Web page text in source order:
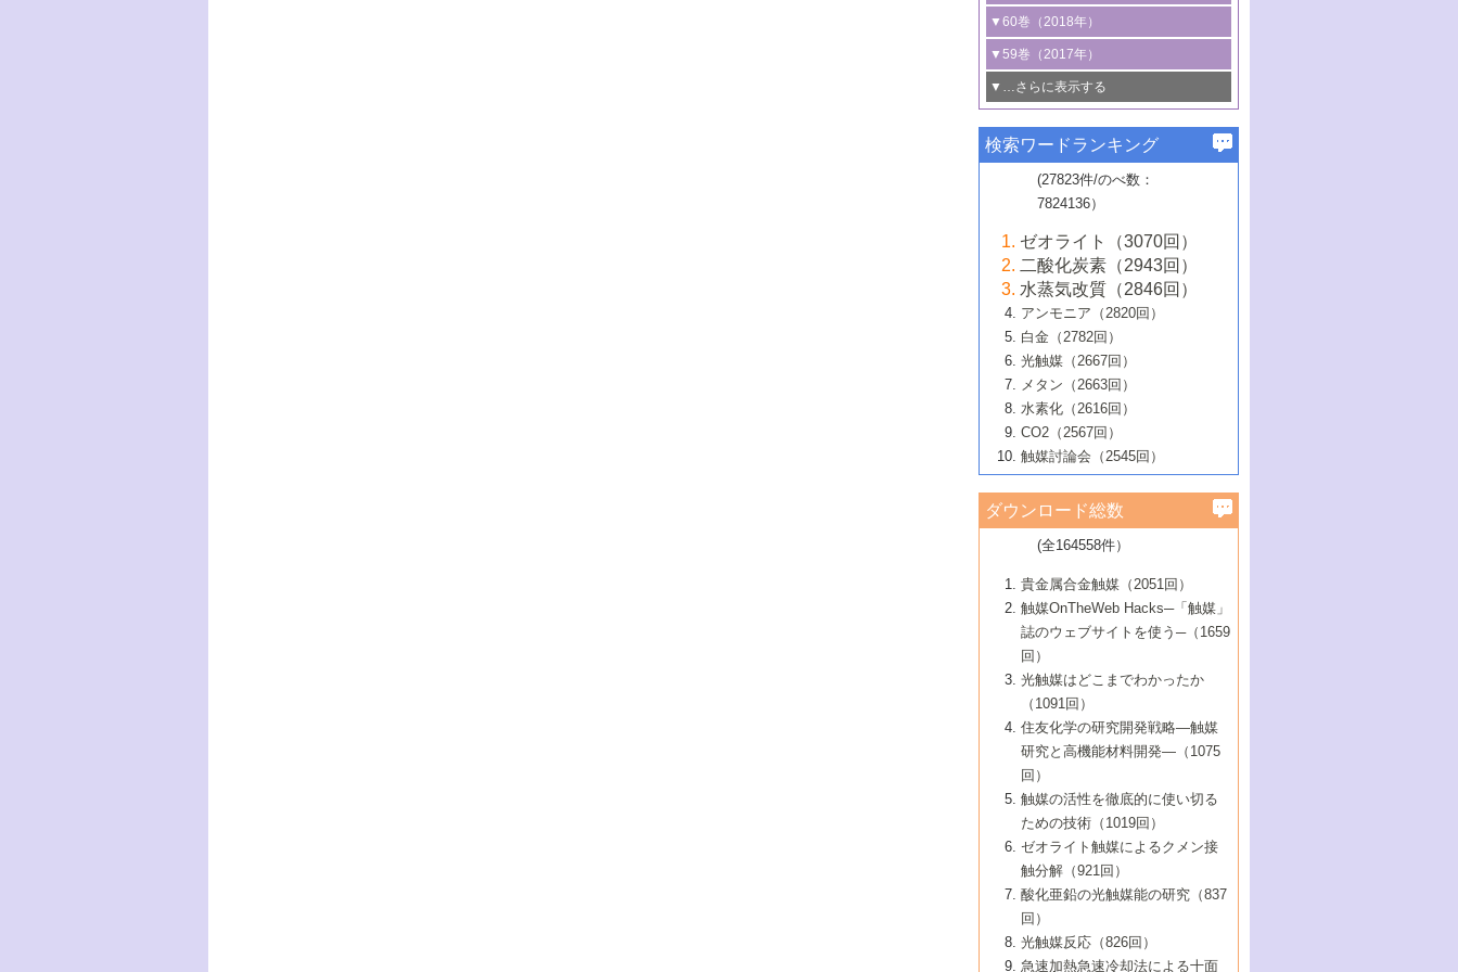
る非貴金属触媒の研究動向
5号 ゼオライトの合成と応用における研
究動向
6号 ヘテロ接合界面
B号 第135回触媒討論会（2025年）
線を利用した触媒解析技術の最先端
5号 単原子触媒
6号 参照触媒委員会からのお知らせ
B号 第133回触媒討論会（2023年）
4号 格子酸素・格子酸素欠陥を利用した
触媒反応
5号 生体触媒によるエネルギー変換反応
6号 窒素とリンの循環のための触媒・機
能性材料
3号 CO の排出削減および有効活用のた
めの触媒技術
4号 若手による情報発信企画～とびたて
若き触媒の研究者たち～（1）
若き触媒の研究者たち～（2）
6号 石油のノーブル・ユースを志向した
触媒技術
大学：オンライン・対面開催）
3号 特殊反応場を利用した触媒的分子変
換反応
4号 多孔質材料を用いた触媒の新展開
5号 情報学的手法を用いた触媒開発
6号 カーボンニュートラルに向けた電解
技術
B号 第127回触媒討論会（2021年・オン
ライン開催(Zoom)のみ）
タリゼーション
2号 機能化学品製造に資するクリーンな
触媒的酸化反応
3号 水処理のための触媒化学
4号 光触媒を用いた水分解の最新の研究
動向
5号 次世代の触媒プロセスを支えるマイ
6号 メタン転換技術の最新動向
B号 第125回触媒討論会（2020年・工学
院大学）
1号 物質移動制御に着目した触媒プロセ
ス開発
2号 CO2 フリー水素サプライチェーンに
関わる触媒開発動向
3号 精密高分子合成に関する最近の研究
動向
4号 バイオマス化成品製造のための触媒
5号 固体触媒による含窒素有機化合物変
換の最前線
6号 貴金属使用量低減に向けた自動車排
ガス浄化触媒の開発
B号 第123回触媒討論会（2019年・大阪
▼60巻（2018年）
1号 固体酸触媒の最新の研究動向
2号 二酸化炭素からの有用化学品合成
3号 ナノ粒子・クラスター触媒の最前線
4号 60周年記念企画
5号 進化するゼオライト合成技術
6号 非貴金属系触媒における電気化学的
B号 第121回触媒討論会（2018年・東京
大学）
▼59巻（2017年）
1号 いたるところに，触媒
最先端技術
3号 無機分離膜材料の開発と触媒反応プ
ロセスへの適用
5号 水素のふるまいを解き明かす最先端
研究
6号 低級アルカンの有効利用のための触
媒技術
B号 第119回触媒討論会（2017年・首都
大学東京）
▼…さらに表示する
1号 ユニークな構造の高分子を生み出す触
2号 リグニンからの化成品製造に向けた触
媒技術
3号 触媒研究の最先端～とびたて若き研究
者たち～（1）
4号 触媒研究の最先端～とびたて若き研究
者たち～（2）
5号 触媒研究の最先端～とびたて若き研究
者たち～（3）
6号 イオニクス材料と燃料電池・電解合成
の最新の研究動向
B号 第117回触媒討論会（2016年・大阪府
立大学）
▼57巻（2015年）
1号 水素キャリアにかかわる触媒技術の新
2号 石油精製用触媒の最近の進展
3号 固体酸化物形燃料電池（SOFC）におけ
るアノード触媒上での燃料直接改質技術
4号 コアシェル構造の制御による触媒機能
5号 工業触媒およびその周辺技術の最近の
進歩
6号 ナノシート
B号 第115回触媒討論会（2015年・成蹊大
▼56巻（2014年）
2号 光触媒反応機構に関する最新の研究動
向
開発動向
4号 人工光合成に向けた近年のアプローチ
5号 未利用熱エネルギーの有効活用に貢献
する触媒技術
6号 ポリオキソメタレート
B号 第113回触媒討論会（2014年・ロワジ
ールホテル豊橋）
1号 高耐久性燃料電池システム用触媒にお
ける新展開
2号 リビングラジカル重合の最近の動向
3号 天然ガスの化学工業的展開に関する触
媒技術
4号 貴金属触媒の精密構造制御とその活用
5号 バイオマス化成品製造のための固体触
6号 ナノ空間─吸着状態解析から新機能開拓
B号 第111回触媒討論会（2013年・関西大
▼54巻（2012年）
1号 規則性多孔体の利用技術における最近
の進歩
2号 第109回触媒討論会
3号 貴金属低減技術の最新動向
4号 貴金属代替技術の最新動向
5号 光触媒による物質変換反応の新展開
6号 グラフェン
7号 水素を利用する化成品合成の新潮流
▼53巻（2011年）
1号 金属学から見る合金触媒の新展開
2号 第107回触媒討論会
3号 触媒のその場観察法の進歩（１）
4号 触媒のその場観察法の進歩（２）
5号 不活性結合の触媒的活性化による有機
合成
6号 新しい固体酸触媒技術
7号 ゼオライト合成における最近の進歩
▼52巻（2010年）
1号 触媒の劣化対策と長寿命触媒開発
2号 第105回触媒討論会
3号 ナノ構造が拓く新機能
4号 活性サイトおよびその環境の精密な設
計による触媒の高機能化
5号 触媒を有効に使うための技術
7号 有機分子触媒による精密有機合成
8号 高機能化ポリオレフィンに向けた重合
触媒の最近の進展
1号 炭素材料－熱い注目を集める材料－
2号 第103回触媒討論会
3号 環境浄化用光触媒の現状と課題
4号 水素社会の実現に向けた水素製造・貯
蔵技術の進歩
5号 CO2が関わる触媒・材料
7号 持続可能社会実現のための触媒および
触媒関連技術
▼50巻（2008年）
1号 触媒化学と学会のこの10年，半世紀，
そして未来
2号 第101回触媒討論会
4号 錯体を利用したユニークな表面構造の
構築と機能
5号 若手会員による触媒研究の未来展望1：
企業編
6号 第102回触媒討論会
7号 触媒・化学反応における計算化学の進
8号 若手研究者による触媒研究の未来展望
2：大学・研究所編
▼49巻（2007年）
1号 含フッ素化合物の合成と触媒
2号 第99回触媒討論会
3号 実用的ファインケミカル合成プロセス
を実現する触媒
5号 こんな物質，あんな物質―新たな触媒
の可能性―
7号 『結晶の化学』を活かした触媒研究
8号 イオン液体の応用
▼48巻（2006年）
1号 固体酸触媒の最近の進歩
2号 第97回触媒討論会
3号 リビング重合触媒の最近の展開
5号 水素製造・貯蔵のための触媒技術の新
しい展開
6号 第98回触媒討論会
7号 基礎化学品製造の触媒技術
8号 多機能型リアクター
1号 最近の触媒担体とその効果
2号 第95回触媒討論会
4号 水分解用光触媒材料
5号 時間分解分光の進歩と応用
6号 第96回触媒討論会
8号 超臨界流体を用いた化学プロセスの新
▼46巻（2004年）
1号 部分酸化反応触媒の最前線
2号 第93回触媒討論会
3号 特殊エネルギー場の触媒反応
4号 生体内における金属の触媒作用
5号 ファインケミカルズの展開に寄与する
6号 第94回触媒討論会
7号 サブナノレベルでみた新しい表面現象
8号 オレフィン重合触媒の新たな展
▼45巻（2003年）
1号 なぜこの触媒が良いのか？
2号 第91回触媒討論会
3号 最近の自動車排ガス処理技術
4号 触媒研究の現状と将来─第90回触媒討論
5号 基礎化学品製造の触媒技術
6号 第92回触媒討論会
7号 基礎化学品製造の触媒技術
8号 資源の循環と触媒技術
▼44巻（2002年）
1号 高次制御された触媒の化学
2号 第89回触媒討論会
3号 触媒を利用した電気化学の新展開
4号 ナノ材料の調製と機能化
5号 こんな触媒が欲しい
6号 第90回触媒討論会
7号 触媒研究と学術雑誌/情報
8号 若い世代からみた触媒化学の現状と未
▼43巻（2001年）
1号 グリーンケミストリーと触媒
2号 第87回触媒討論会特集号
3号 生体触媒とバイオプロセス
4号 水素製造・利用の触媒化学
5号 触媒研究における新しい切り口：コン
ビナトリアルケミストリー
6号 第88回触媒討論会特集号
7号 企業における触媒研究のブレークスル
8号 この材料を触媒として使ってみません
▼42巻（2000年）
1号 触媒反応工学の明日を拓く
2号 第85回触媒討論会
3号 反応ダイナミクス
5号 触媒のおもしろさをどのように伝える
6号 第86回触媒討論会
7号 水素化精製触媒の新しい展開
8号 新しい反応性と機能性を目指した金属
クラスタ-化学
▼41巻（1999年）
1号 孔、穴、あな?-特異な空間とその利用-
2号 第83回触媒討論会
3号 均一系触媒反応最前線
4号 実用炭素材料の新展開
5号 研究の方法論を考える
7号 機能性金属材料と触媒
8号 触媒研究へのNMRの応用と展望
▼40巻（1998年）
進展と21世紀への提言/創立40周年記念・触
媒学会この10年の歩みとこれから/創立40周
2号 第81回触媒討論会
3号 計算機触媒化学へのさそい
4号 触媒劣化の制御と予測
5号 最新の実用プロセスと触媒
6号 第82回触媒討論会
1号 均一系と不均一系触媒反応-その特徴と
接点
2号 第79回触媒討論会
3号 最新NO除去触媒の実用化研究
4号 新しい反応場を目指した触媒調製
5号 反応・分離技術の新しい展開
6号 第80回触媒討論会
▼38巻（1996年）
1号 触媒の構造と触媒作用/C1化学を中心と
する21世紀への触媒
3号 オリンピックメダル:金・銀・銅はどん
な触媒作用を示すか
4号 触媒作用における機能の複合化
▼37巻（1995年）
1号 ファインケミカルズと固体触媒
2号 第75回触媒討論会
3号 希土類を利用した触媒
4号 触媒とリサイクル
5号 エネルギー変換触媒
▼36巻（1994年）
1号 電気化学と触媒
2号 第73回触媒討論会
3号 C4化学の展開
4号 《通常号》
▼35巻（1993年）
1号 工業触媒開発マニュアル―探索から工
業化まで
2号 第71回触媒討論会
▼34巻（1992年）
1号 インパクトを与えたこの研究
2号 第69回触媒討論会
▼33巻（1991年）
1号 触媒プロセス開発マニュアル―探索か
▼32巻（1990年）
検索ワードランキング
(27823件/のべ数：
7824136）
ゼオライト（3070回）
二酸化炭素（2943回）
水蒸気改質（2846回）
アンモニア（2820回）
白金（2782回）
光触媒（2667回）
メタン（2663回）
水素化（2616回）
CO2（2567回）
触媒討論会（2545回）
ダウンロード総数
(全164558件）
貴金属合金触媒（2051回）
触媒OnTheWeb Hacks─「触媒」
誌のウェブサイトを使う─（1659
回）
光触媒はどこまでわかったか
（1091回）
住友化学の研究開発戦略―触媒
研究と高機能材料開発―（1075
回）
触媒の活性を徹底的に使い切る
ための技術（1019回）
ゼオライト触媒によるクメン接
触分解（921回）
酸化亜鉛の光触媒能の研究（837
回）
光触媒反応（826回）
急速加熱急速冷却法による十面